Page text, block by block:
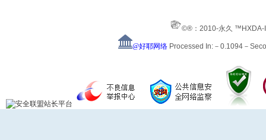
©®：2010-永久
@好耶网络 Processed In:－0.1094－